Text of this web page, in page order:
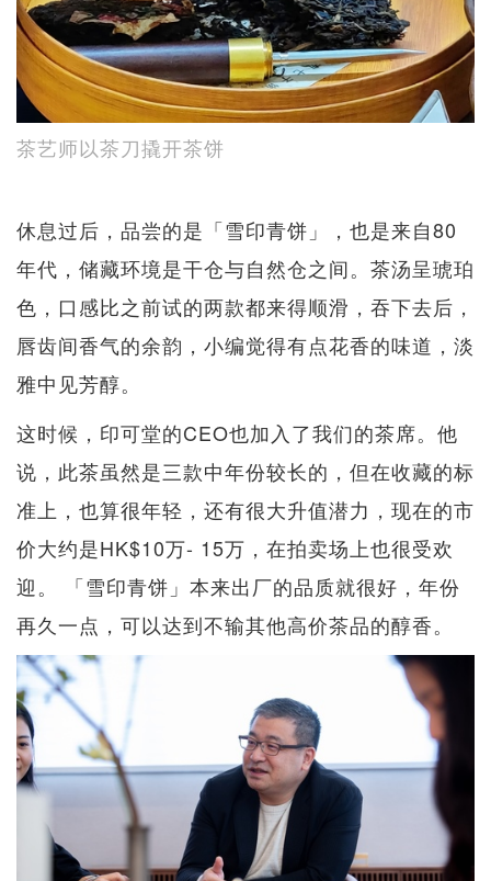
茶艺师以茶刀撬开茶饼
休息过后，品尝的是「雪印青饼」，也是来自80
年代，储藏环境是干仓与自然仓之间。茶汤呈琥珀
色，口感比之前试的两款都来得顺滑，吞下去后，
唇齿间香气的余韵，小编觉得有点花香的味道，淡
雅中见芳醇。
这时候，印可堂的CEO也加入了我们的茶席。他
说，此茶虽然是三款中年份较长的，但在收藏的标
准上，也算很年轻，还有很大升值潜力，现在的市
价大约是HK$10万- 15万，在拍卖场上也很受欢
迎。 「雪印青饼」本来出厂的品质就很好，年份
再久一点，可以达到不输其他高价茶品的醇香。